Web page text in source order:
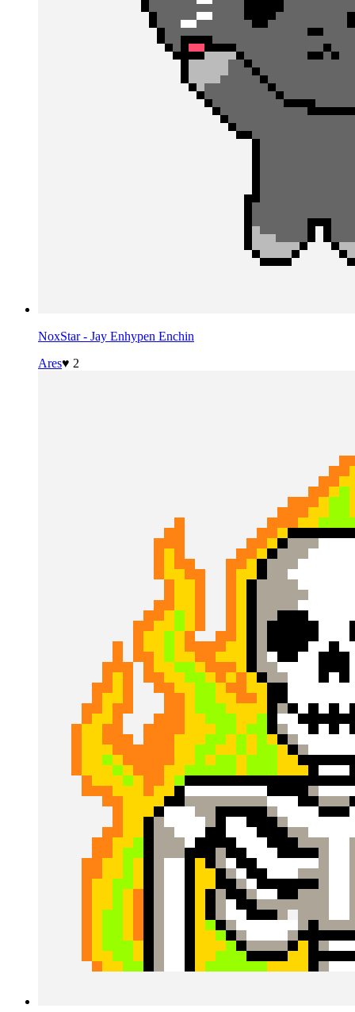
NoxStar - Jay Enhypen Enchin
Ares♥ 2